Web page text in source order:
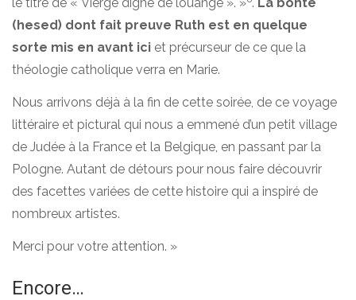
(hesed) dont fait preuve Ruth est en quelque
sorte mis en avant ici et précurseur de ce que la
théologie catholique verra en Marie.
Nous arrivons déjà à la fin de cette soirée, de ce voyage
littéraire et pictural qui nous a emmené d’un petit village
de Judée à la France et la Belgique, en passant par la
Pologne. Autant de détours pour nous faire découvrir
des facettes variées de cette histoire qui a inspiré de
nombreux artistes.
Merci pour votre attention. »
Encore…